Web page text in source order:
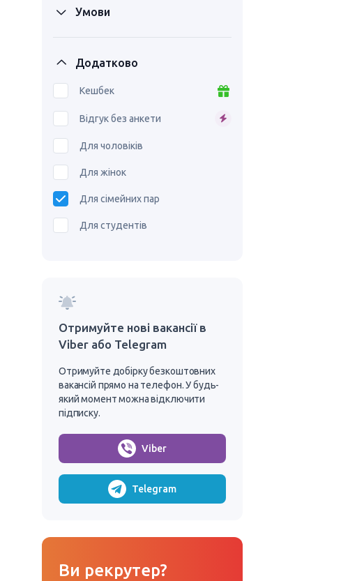
Умови
Додатково
Кешбек
Відгук без анкети
Для чоловіків
Для жінок
Для сімейних пар
Для студентів
Отримуйте нові вакансії в
Viber або Telegram
Отримуйте добірку безкоштовних
вакансій прямо на телефон. У будь-
який момент можна відключити
підписку.
Viber
Telegram
Ви рекрутер?